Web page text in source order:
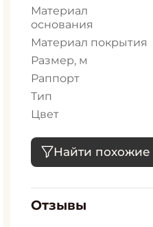
Материал
основания
Материал покрытия
Размер, м
Раппорт
Тип
Цвет
Найти похожие
Отзывы